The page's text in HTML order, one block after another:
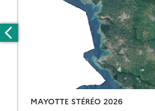
MAYOTTE STÉRÉO 2026